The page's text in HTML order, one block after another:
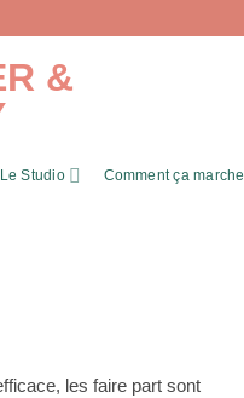
Le Studio Comment ça marche
les faire part sont